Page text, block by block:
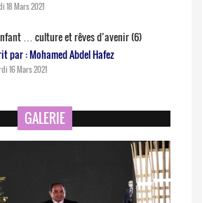
18 Mars 2021
… culture et rêves d’avenir (6)
par : Mohamed Abdel Hafez
16 Mars 2021
GALERIE